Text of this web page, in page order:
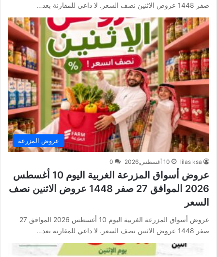
صفر 1448 عروض الاثنين نصف السعر. لا داعي للمقارنة بعد…
عروض المزرعة
lilas ksa 10 أغسطس,2026 0
عروض أسواق المزرعة الغربية اليوم 10 أغسطس
2026 الموافق 27 صفر 1448 عروض الاثنين نصف
السعر
عروض أسواق المزرعة الغربية اليوم 10 أغسطس 2026 الموافق 27
صفر 1448 عروض الاثنين نصف السعر. لا داعي للمقارنة بعد…